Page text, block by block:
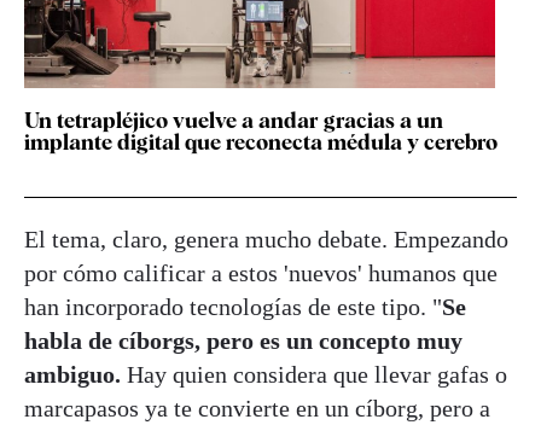
Un tetrapléjico vuelve a andar gracias a un
implante digital que reconecta médula y cerebro
El tema, claro, genera mucho debate. Empezando
por cómo calificar a estos 'nuevos' humanos que
han incorporado tecnologías de este tipo. "Se
habla de cíborgs, pero es un concepto muy
ambiguo. Hay quien considera que llevar gafas o
marcapasos ya te convierte en un cíborg, pero a